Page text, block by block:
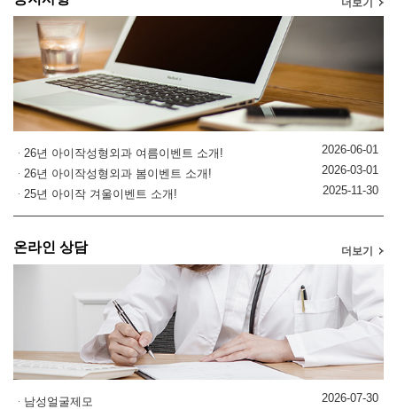
더보기
26년 아이작성형외과 여름이벤트 소개!
2026-06-01
26년 아이작성형외과 봄이벤트 소개!
2026-03-01
25년 아이작 겨울이벤트 소개!
2025-11-30
온라인 상담 더보기
남성얼굴제모
2026-07-30